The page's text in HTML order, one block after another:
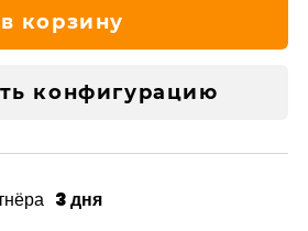
в корзину
конфигурацию
3 дня